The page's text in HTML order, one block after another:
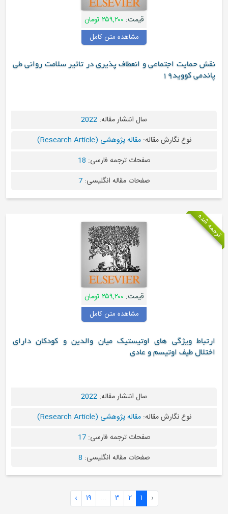
قیمت: ۲۵۹,۲۰۰ تومان
مشاهده متن کامل
نقش حمایت اجتماعی و انعطاف پذیری در تاثیر سلامت روانی طی
پاندمی کووید19
سال انتشار مقاله: 2022
نوع نگارش مقاله:مقاله پژوهشی (Research Article)
صفحات ترجمه فارسی: 18
صفحات مقاله انگلیسی:7
ترجمه شده
قیمت: ۲۵۹,۲۰۰ تومان
مشاهده متن کامل
ارتباط ویژگی های اوتیستیک میان والدین و کودکان دارای
اختلال طیف اوتیسم و عادی
سال انتشار مقاله: 2022
نوع نگارش مقاله:مقاله پژوهشی (Research Article)
صفحات ترجمه فارسی:17
صفحات مقاله انگلیسی: 8
‹ ۱ ۲ ۳ ... ۱۹ ›